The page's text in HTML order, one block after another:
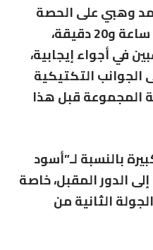
وهبي على الحصة
التدريبية التي امتدت لنحو ساعة و20 دقيقة،
في أجواء إيجابية،
الجوانب التكتيكية
المجموعة قبل هذا
بالنسبة لـ”أسود
الدور المقبل، خاصة
الثانية من